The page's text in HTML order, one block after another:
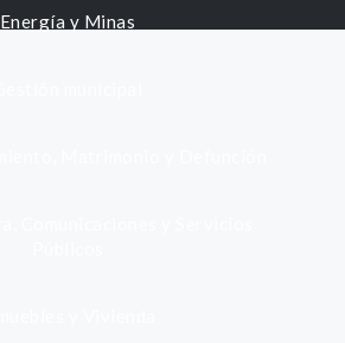
Energía y Minas